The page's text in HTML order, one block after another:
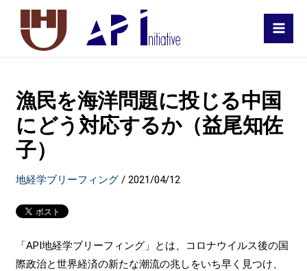
漁民を海洋問題に投じる中国
にどう対応するか（益尾知佐
子）
地経学ブリーフィング /2021/04/12
「API地経学ブリーフィング」とは、コロナウイルス後の国
際政治と世界経済の新たな潮流の兆しをいち早く見つけ、